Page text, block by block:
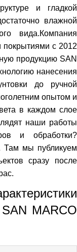
и гладкой
влажной
вида.Компания
покрытиями с 2012
продукцию SAN
нанесения
до ручной
опытом и
в каждом слое
наши работы
и обработки?
Там мы публикуем
сразу после
MARCO